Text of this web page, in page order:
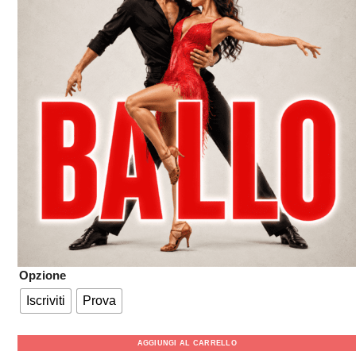
Opzione
Iscriviti
Prova
AGGIUNGI AL CARRELLO